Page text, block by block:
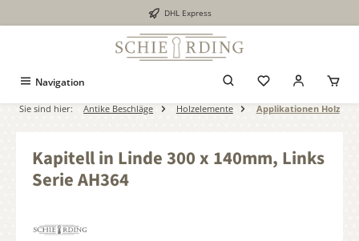
DHL Express
Navigation
Sie sind hier: Antike Beschläge Holzelemente Applikationen Holz
Kapitell in Linde 300 x 140mm, Links
Serie AH364